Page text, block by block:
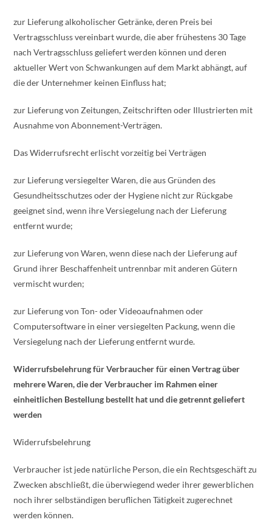
zur Lieferung alkoholischer Getränke, deren Preis bei
Vertragsschluss vereinbart wurde, die aber frühestens 30 Tage
nach Vertragsschluss geliefert werden können und deren
aktueller Wert von Schwankungen auf dem Markt abhängt, auf
die der Unternehmer keinen Einfluss hat;
zur Lieferung von Zeitungen, Zeitschriften oder Illustrierten mit
Ausnahme von Abonnement-Verträgen.
Das Widerrufsrecht erlischt vorzeitig bei Verträgen
zur Lieferung versiegelter Waren, die aus Gründen des
Gesundheitsschutzes oder der Hygiene nicht zur Rückgabe
geeignet sind, wenn ihre Versiegelung nach der Lieferung
entfernt wurde;
zur Lieferung von Waren, wenn diese nach der Lieferung auf
Grund ihrer Beschaffenheit untrennbar mit anderen Gütern
vermischt wurden;
zur Lieferung von Ton- oder Videoaufnahmen oder
Computersoftware in einer versiegelten Packung, wenn die
Versiegelung nach der Lieferung entfernt wurde.
Widerrufsbelehrung für Verbraucher für einen Vertrag über
mehrere Waren, die der Verbraucher im Rahmen einer
einheitlichen Bestellung bestellt hat und die getrennt geliefert
werden
Widerrufsbelehrung
Verbraucher ist jede natürliche Person, die ein Rechtsgeschäft zu
Zwecken abschließt, die überwiegend weder ihrer gewerblichen
noch ihrer selbständigen beruflichen Tätigkeit zugerechnet
werden können.